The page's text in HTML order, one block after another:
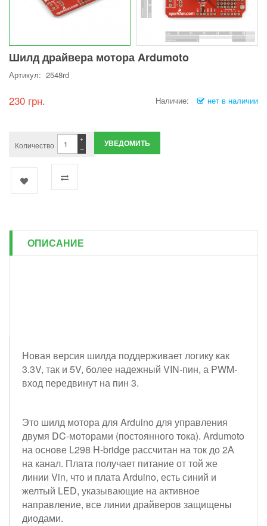
Шилд драйвера мотора Ardumoto
Артикул: 2548rd
230 грн. Наличие: нет в наличии
Количество −
+ УВЕДОМИТЬ
ОПИСАНИЕ
Новая версия шилда поддерживает логику как
3.3V, так и 5V, более надежный VIN-пин, а PWM-
вход передвинут на пин 3.
Это шилд мотора для Arduino для управления
двумя DC-моторами (постоянного тока). Ardumoto
на основе L298 H-bridge рассчитан на ток до 2А
на канал. Плата получает питание от той же
линии Vin, что и плата Arduino, есть синий и
желтый LED, указывающие на активное
направление, все линии драйверов защищены
диодами.